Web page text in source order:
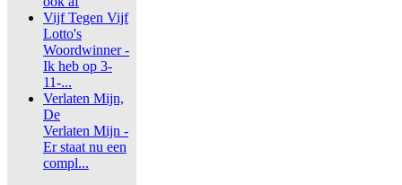
Vijf Tegen Vijf
Lotto's
Woordwinner -
Ik heb op 3-
11-...
Verlaten Mijn,
De
Verlaten Mijn -
Er staat nu een
compl...